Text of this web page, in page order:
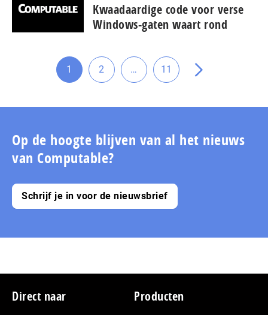
Kwaadaardige code voor verse
Windows-gaten waart rond
Ga
pagina
1
Ga
pagina
2
Tussenliggende
pagina's
…
Ga
pagina
11
Ga
de
pagina
Op de hoogte blijven van al het nieuws
van Computable?
Schrijf je in voor de nieuwsbrief
Footer
Direct naar Producten